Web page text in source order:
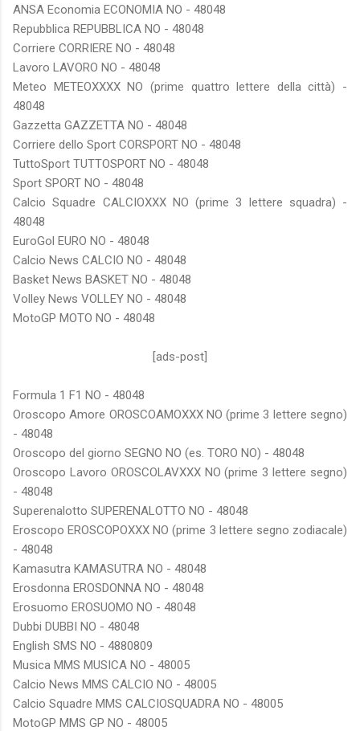
ANSA Economia ECONOMIA NO - 48048
Repubblica REPUBBLICA NO - 48048
Corriere CORRIERE NO - 48048
Lavoro LAVORO NO - 48048
Meteo METEOXXXX NO (prime quattro lettere della città) -
48048
Gazzetta GAZZETTA NO - 48048
Corriere dello Sport CORSPORT NO - 48048
TuttoSport TUTTOSPORT NO - 48048
Sport SPORT NO - 48048
Calcio Squadre CALCIOXXX NO (prime 3 lettere squadra) -
48048
EuroGol EURO NO - 48048
Calcio News CALCIO NO - 48048
Basket News BASKET NO - 48048
Volley News VOLLEY NO - 48048
MotoGP MOTO NO - 48048
[ads-post]
Formula 1 F1 NO - 48048
Oroscopo Amore OROSCOAMOXXX NO (prime 3 lettere segno)
- 48048
Oroscopo del giorno SEGNO NO (es. TORO NO) - 48048
Oroscopo Lavoro OROSCOLAVXXX NO (prime 3 lettere segno)
- 48048
Superenalotto SUPERENALOTTO NO - 48048
Eroscopo EROSCOPOXXX NO (prime 3 lettere segno zodiacale)
- 48048
Kamasutra KAMASUTRA NO - 48048
Erosdonna EROSDONNA NO - 48048
Erosuomo EROSUOMO NO - 48048
Dubbi DUBBI NO - 48048
English SMS NO - 4880809
Musica MMS MUSICA NO - 48005
Calcio News MMS CALCIO NO - 48005
Calcio Squadre MMS CALCIOSQUADRA NO - 48005
MotoGP MMS GP NO - 48005